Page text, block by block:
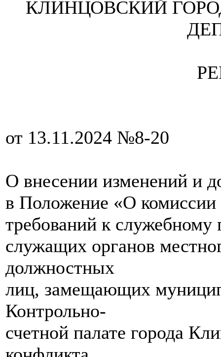
КЛИНЦОВСКИЙ
от 13.11.2024 №8-20
О внесении изменений и
в Положение «О
требований к
служащих органов
должностных
лиц, замещающих
Контрольно-
счетной палате города